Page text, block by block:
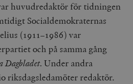
huvudredaktör för tidningen
Socialdemokraternas
(1911–1986) var
och på samma gång
Dagbladet. Under andra
riksdagsledamöter redaktör.